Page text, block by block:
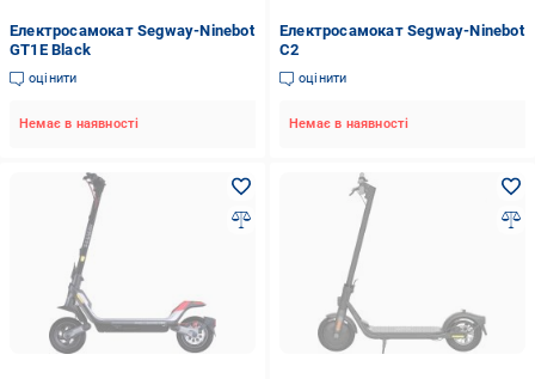
Електросамокат Segway-Ninebot
GT1E Black
оцінити
Немає в наявності
Електросамокат Segway-Ninebot
C2
оцінити
Немає в наявності